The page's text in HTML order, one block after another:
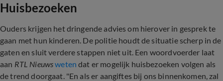
Huisbezoeken
Ouders krijgen het dringende advies om hierover in gesprek te
gaan met hun kinderen. De politie houdt de situatie scherp in de
gaten en sluit verdere stappen niet uit. Een woordvoerder laat
aan RTL Nieuwsweten dat er mogelijk huisbezoeken volgen als
de trend doorgaat. "En als er aangiftes bij ons binnenkomen, zal